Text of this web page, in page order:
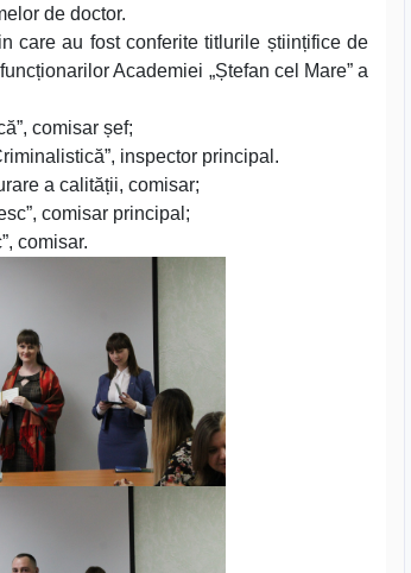
de doctor.
care au fost conferite titlurile științifice de
Academiei „Ștefan cel Mare” a
comisar șef;
inspector principal.
a calității, comisar;
comisar principal;
comisar.